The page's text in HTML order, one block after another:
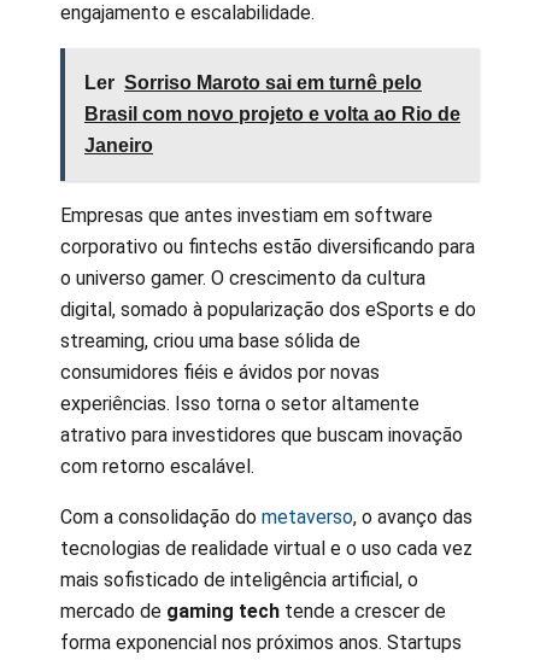
engajamento e escalabilidade.
Ler Sorriso Maroto sai em turnê pelo
Brasil com novo projeto e volta ao Rio de
Janeiro
Empresas que antes investiam em software
corporativo ou fintechs estão diversificando para
o universo gamer. O crescimento da cultura
digital, somado à popularização dos eSports e do
streaming, criou uma base sólida de
consumidores fiéis e ávidos por novas
experiências. Isso torna o setor altamente
atrativo para investidores que buscam inovação
com retorno escalável.
Com a consolidação do metaverso, o avanço das
tecnologias de realidade virtual e o uso cada vez
mais sofisticado de inteligência artificial, o
mercado de gaming tech tende a crescer de
forma exponencial nos próximos anos. Startups